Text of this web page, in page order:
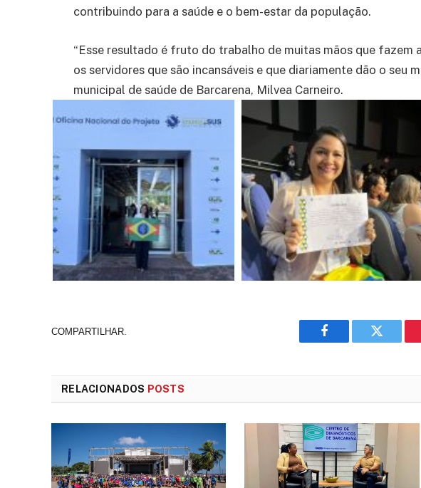
contribuindo para a saúde e o bem-estar da população.
“Esse resultado é fruto do trabalho de muitas mãos que fazem
os servidores que são incansáveis e que diariamente dão o seu
municipal de saúde de Barcarena, Milvea Carneiro.
COMPARTILHAR.
Facebook Twitter
RELACIONADOS POSTS